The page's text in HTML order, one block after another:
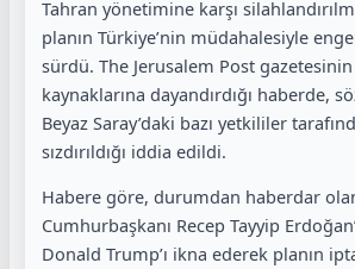
Tahran yönetimine karşı
planın Türkiye’nin müdahalesiyle
sürdü. The Jerusalem Post
kaynaklarına dayandırdığı haberde,
Beyaz Saray’daki bazı yetkililer
sızdırıldığı iddia edildi.
Habere göre, durumdan haberdar
Cumhurbaşkanı Recep Tayyip
Donald Trump’ı ikna ederek planın